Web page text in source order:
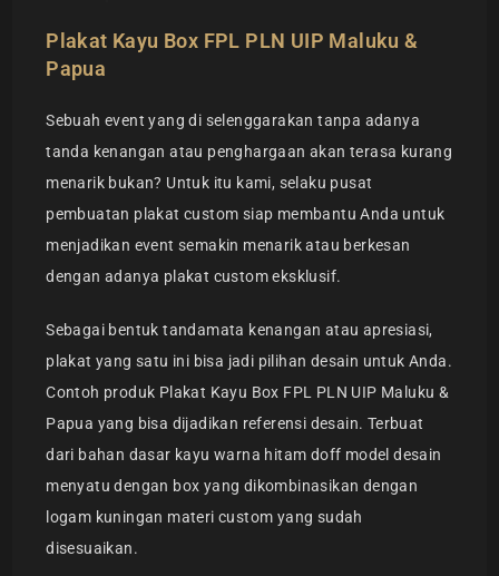
Plakat Kayu Box FPL PLN UIP Maluku &
Papua
Sebuah event yang di selenggarakan tanpa adanya
tanda kenangan atau penghargaan akan terasa kurang
menarik bukan? Untuk itu kami, selaku pusat
pembuatan plakat custom siap membantu Anda untuk
menjadikan event semakin menarik atau berkesan
dengan adanya plakat custom eksklusif.
Sebagai bentuk tandamata kenangan atau apresiasi,
plakat yang satu ini bisa jadi pilihan desain untuk Anda.
Contoh produk Plakat Kayu Box FPL PLN UIP Maluku &
Papua yang bisa dijadikan referensi desain. Terbuat
dari bahan dasar kayu warna hitam doff model desain
menyatu dengan box yang dikombinasikan dengan
logam kuningan materi custom yang sudah
disesuaikan.